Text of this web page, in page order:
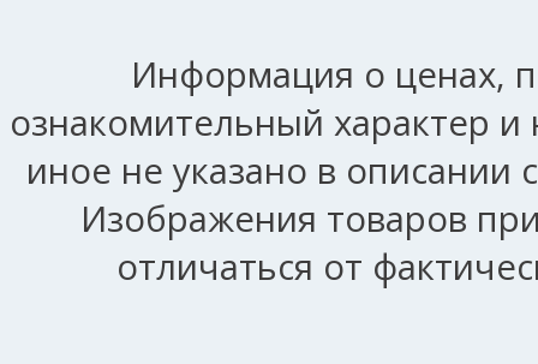
Информация о ценах,
ознакомительный характер
иное не указано в описании
Изображения товаров
отличаться от